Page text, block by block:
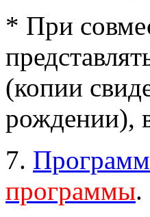
* При
(копии
рождении),
7.
программы.